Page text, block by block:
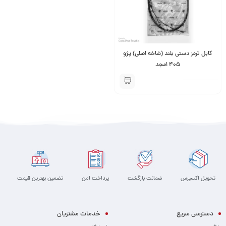
کابل ترمز دستی بلند (شاخه اصلی) پژو
405 امجد
تحویل اکسپرس ضمانت بازگشت پرداخت امن تضمین بهترین قیمت
دسترسی سریع خدمات مشتریان